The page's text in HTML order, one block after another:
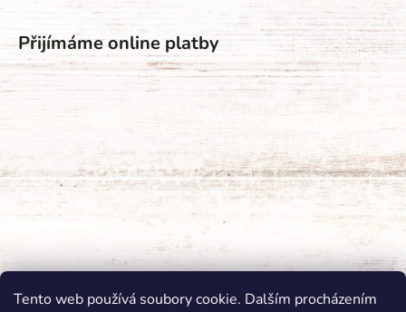
Tento web používá soubory cookie. Dalším procházením
Přijímáme online platby